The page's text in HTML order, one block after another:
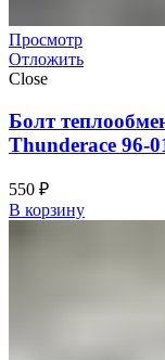
Просмотр
Отложить
Close
Болт
Thunderace 96-
550 ₽
В корзину